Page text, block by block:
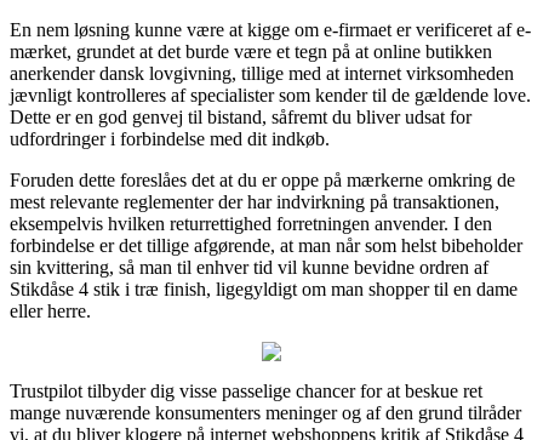
En nem løsning kunne være at kigge om e-firmaet er verificeret af e-
mærket, grundet at det burde være et tegn på at online butikken
anerkender dansk lovgivning, tillige med at internet virksomheden
jævnligt kontrolleres af specialister som kender til de gældende love.
Dette er en god genvej til bistand, såfremt du bliver udsat for
udfordringer i forbindelse med dit indkøb.
Foruden dette foreslåes det at du er oppe på mærkerne omkring de
mest relevante reglementer der har indvirkning på transaktionen,
eksempelvis hvilken returrettighed forretningen anvender. I den
forbindelse er det tillige afgørende, at man når som helst bibeholder
sin kvittering, så man til enhver tid vil kunne bevidne ordren af
Stikdåse 4 stik i træ finish, ligegyldigt om man shopper til en dame
eller herre.
Trustpilot tilbyder dig visse passelige chancer for at beskue ret
mange nuværende konsumenters meninger og af den grund tilråder
vi, at du bliver klogere på internet webshoppens kritik af Stikdåse 4